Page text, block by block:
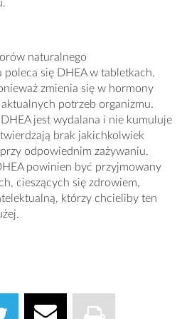
naturalnego
się DHEA w tabletkach.
zmienia się w hormony
potrzeb organizmu.
jest wydalana i nie kumuluje
brak jakichkolwiek
odpowiednim zażywaniu.
powinien być przyjmowany
cieszących się zdrowiem,
którzy chcieliby ten